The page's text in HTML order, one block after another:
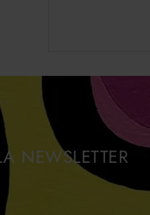
NEWSLETTER